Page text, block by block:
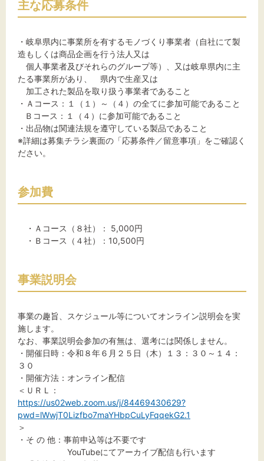
主な応募条件
・岐阜県内に事業所を有するモノづくり事業者（自社にて製
造もしくは商品企画を行う法人又は
個人事業者及びそれらのグループ等）、又は岐阜県内に主
たる事業所があり、 県内で生産又は
加工された製品を取り扱う事業者であること
・Ａコース：１（１）～（４）の全てに参加可能であること
Ｂコース：１（４）に参加可能であること
・出品物は関連法規を遵守している製品であること
※詳細は募集チラシ裏面の「応募条件／留意事項」をご確認く
ださい。
参加費
・Ａコース（８社）： 5,000円
・Ｂコース（４社）：10,500円
事業説明会
事業の趣旨、スケジュール等についてオンライン説明会を実
施します。
なお、事業説明会参加の有無は、選考には関係しません。
・開催日時：令和８年６月２５日（木）１３：３０～１４：
３０
・開催方法：オンライン配信
＜ＵＲＬ：
https://us02web.zoom.us/j/84469430629?
pwd=lWwjT0Lizfbo7maYHbpCuLyFqqekG2.1
＞
・そ の 他：事前申込等は不要です
YouTubeにてアーカイブ配信も行います